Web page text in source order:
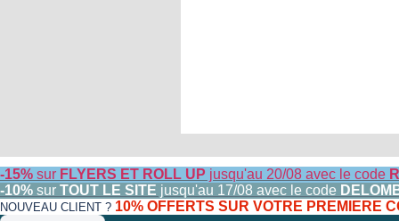
-15% sur FLYERS ET ROLL UP jusqu'au 20/08 avec le code
-10% sur TOUT LE SITE jusqu'au 17/08 avec le code
NOUVEAU CLIENT ? 10% OFFERTS SUR VOTRE PREMIERE